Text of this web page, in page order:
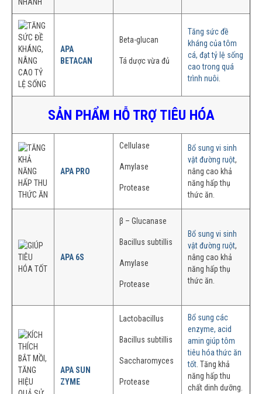
APA
BETACAN
Beta-glucan
Tá dược vừa đủ
Tăng sức đề
kháng của tôm
cá, đạt tỷ lệ sống
cao trong quá
trình nuôi
SẢN PHẨM HỖ TRỢ TIÊU HÓA
APA PRO
Cellulase
Amylase
Protease
Bổ sung vi sinh
vật đường ruột,
nâng cao khả
năng hấp thụ
thức ăn.
APA 6S
β – Glucanase
Bacillus subtillis
Amylase
Protease
Bổ sung vi sinh
vật đường ruột,
nâng cao khả
năng hấp thụ
thức ăn.
APA SUN
ZYME
Lactobacillus
Bacillus subtillis
Saccharomyces
Protease
Bổ sung các
enzyme, acid
amin giúp tôm
tiêu hóa thức ăn
tốt . Tăng khả
năng hấp thu
chất dinh dưỡng.